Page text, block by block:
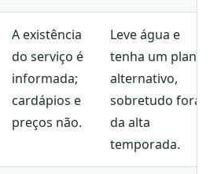
A existência
do serviço é
informada;
cardápios e
preços não.
Leve água e
tenha um plano
alternativo,
sobretudo fora
da alta
temporada.